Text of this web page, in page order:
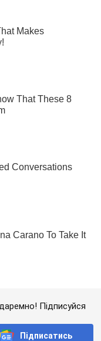
Підписуйся
Підписатись